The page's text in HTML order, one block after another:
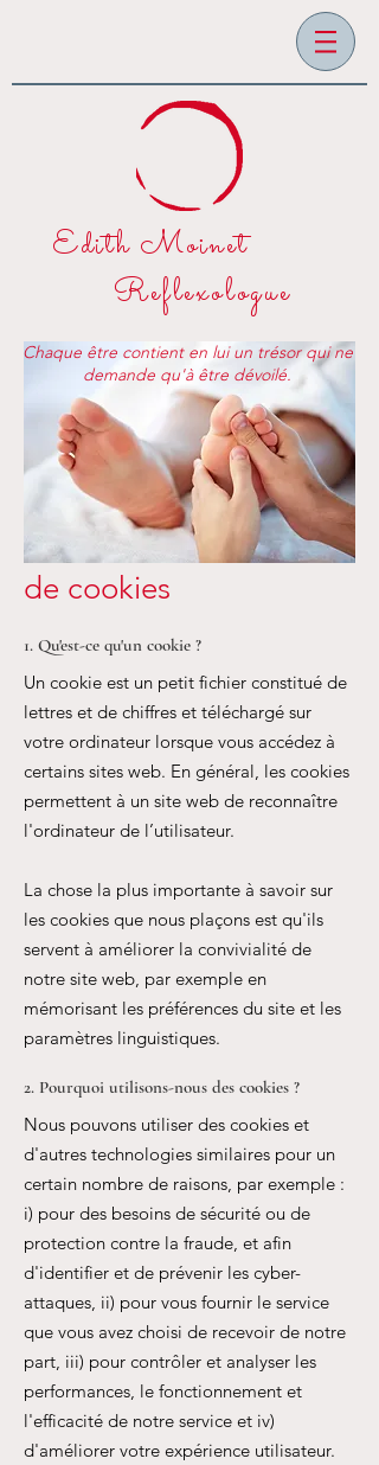
Edith Moinet
Reflexologue
Chaque être contient en lui un trésor qui ne
demande qu'à être dévoilé.
Politique en matière
de cookies
1. Qu'est-ce qu'un cookie ?
Un cookie est un petit fichier constitué de
lettres et de chiffres et téléchargé sur
votre ordinateur lorsque vous accédez à
certains sites web. En général, les cookies
permettent à un site web de reconnaître
l'ordinateur de l’utilisateur.
La chose la plus importante à savoir sur
les cookies que nous plaçons est qu'ils
servent à améliorer la convivialité de
notre site web, par exemple en
mémorisant les préférences du site et les
paramètres linguistiques.
2. Pourquoi utilisons-nous des cookies ?
Nous pouvons utiliser des cookies et
d'autres technologies similaires pour un
certain nombre de raisons, par exemple :
i) pour des besoins de sécurité ou de
protection contre la fraude, et afin
d'identifier et de prévenir les cyber-
attaques, ii) pour vous fournir le service
que vous avez choisi de recevoir de notre
part, iii) pour contrôler et analyser les
performances, le fonctionnement et
l'efficacité de notre service et iv)
d'améliorer votre expérience utilisateur.